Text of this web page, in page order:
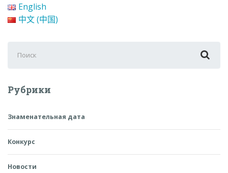
English
中文 (中国)
для:
Рубрики
Знаменательная дата
Конкурс
Новости